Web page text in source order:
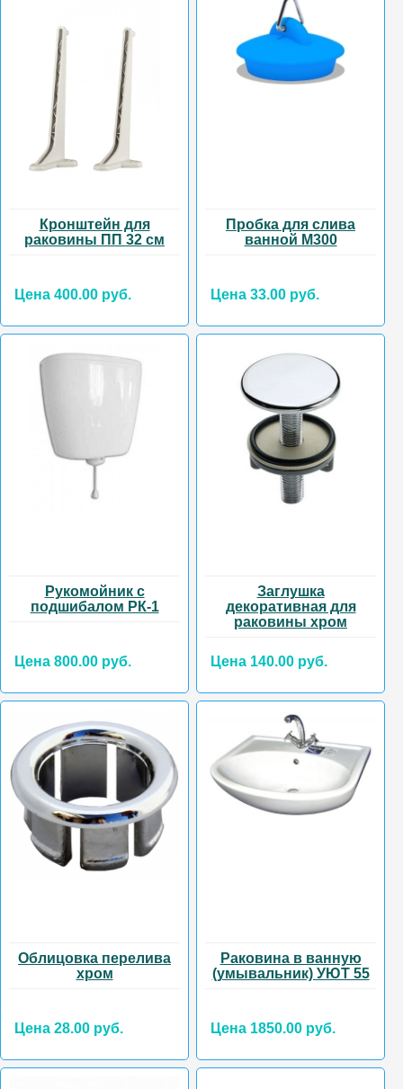
Кронштейн для
раковины ПП 32 см
Цена 400.00 руб.
Пробка для слива
ванной М300
Цена 33.00 руб.
Рукомойник с
подшибалом РК-1
Цена 800.00 руб.
Заглушка
декоративная для
раковины хром
Цена 140.00 руб.
Облицовка перелива
хром
Цена 28.00 руб.
Раковина в ванную
(умывальник) УЮТ 55
Цена 1850.00 руб.